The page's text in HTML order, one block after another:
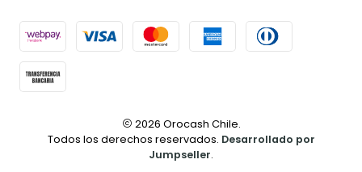
2026 Orocash Chile.
Todos los derechos reservados. Desarrollado por
Jumpseller.